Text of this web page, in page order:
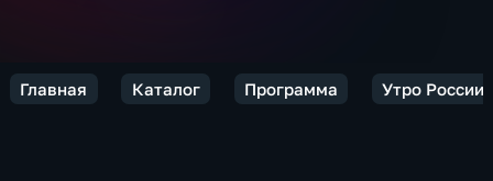
Главная Каталог Программа Утро